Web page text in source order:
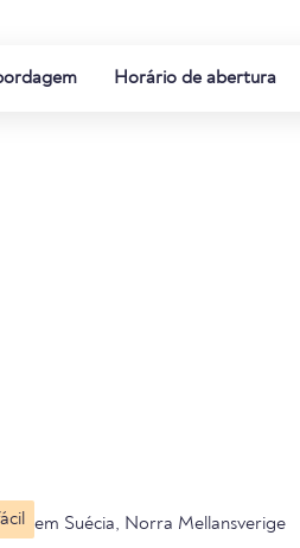
Horário de abertura
em Suécia, Norra Mellansverige